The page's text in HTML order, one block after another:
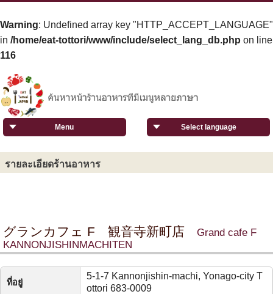
Warning: Undefined array key "HTTP_ACCEPT_LANGUAGE"
in /home/eat-tottori/www/include/select_lang_db.php on line
116
Select language
Menu
รายละเอียดร้านอาหาร
グランカフェ F 観音寺新町店
Grand cafe F
KANNONJISHINMACHITEN
ที่อยู่
5-1-7 Kannonjishin-machi, Yonago-city T
ottori 683-0009